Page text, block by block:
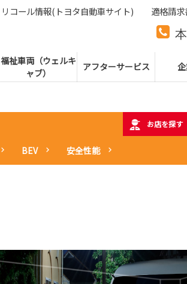
福祉車両（ウェルキ
ャブ）
アフターサービス
リコール情報(トヨタ自動車サイト) 適格請
お店を探す
BEV 安全性能